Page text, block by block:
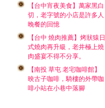
【台中宵夜美食】萬家黑白
切，老字號的小店是許多人
晚餐的回憶
【台中 燒肉推薦】烤狀猿日
式燒肉再升級，老井極上燒
肉盛宴不得不分享。
【南投 草屯 老宅咖啡館】
映古子咖啡，騎樓的外帶咖
啡小站在小巷中落腳